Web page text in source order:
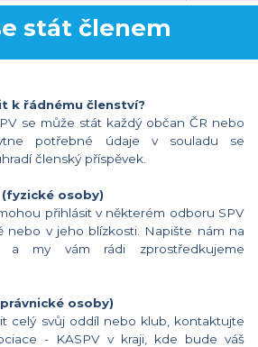
stát členem
k řádnému členství?
se může stát každý občan ČR nebo
potřebné údaje v souladu se
členský příspěvek.
osoby)
přihlásit v některém odboru SPV
nebo v jeho blízkosti. Napište nám na
a my vám rádi zprostředkujeme
osoby)
celý svůj oddíl nebo klub, kontaktujte
- KASPV v kraji, kde bude váš